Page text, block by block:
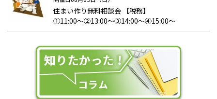
住まい作り無料相談会 【税務】
①11:00～②13:00～③14:00～④15:00～